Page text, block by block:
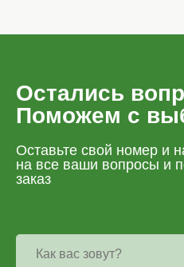
Остались
Поможем с
Оставьте свой номер и
на все ваши вопросы и
заказ